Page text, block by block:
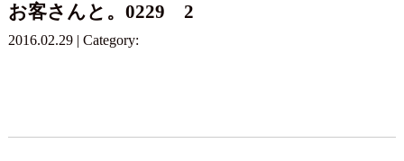
お客さんと。0229 2
2016.02.29 | Category: